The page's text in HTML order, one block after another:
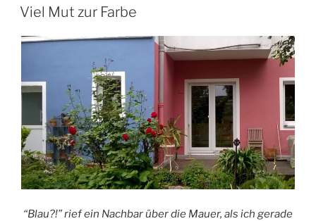
AM
Viel Mut zur Farbe
“Blau?!” rief ein Nachbar über die Mauer, als ich gerade